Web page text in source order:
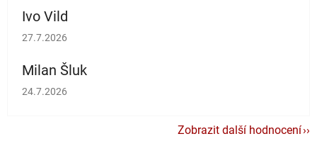
Ivo Vild
Hodnocení obchodu je 5 z 5 hvězdiček.
27.7.2026
Milan Šluk
Hodnocení obchodu je 5 z 5 hvězdiček.
24.7.2026
Zobrazit další hodnocení